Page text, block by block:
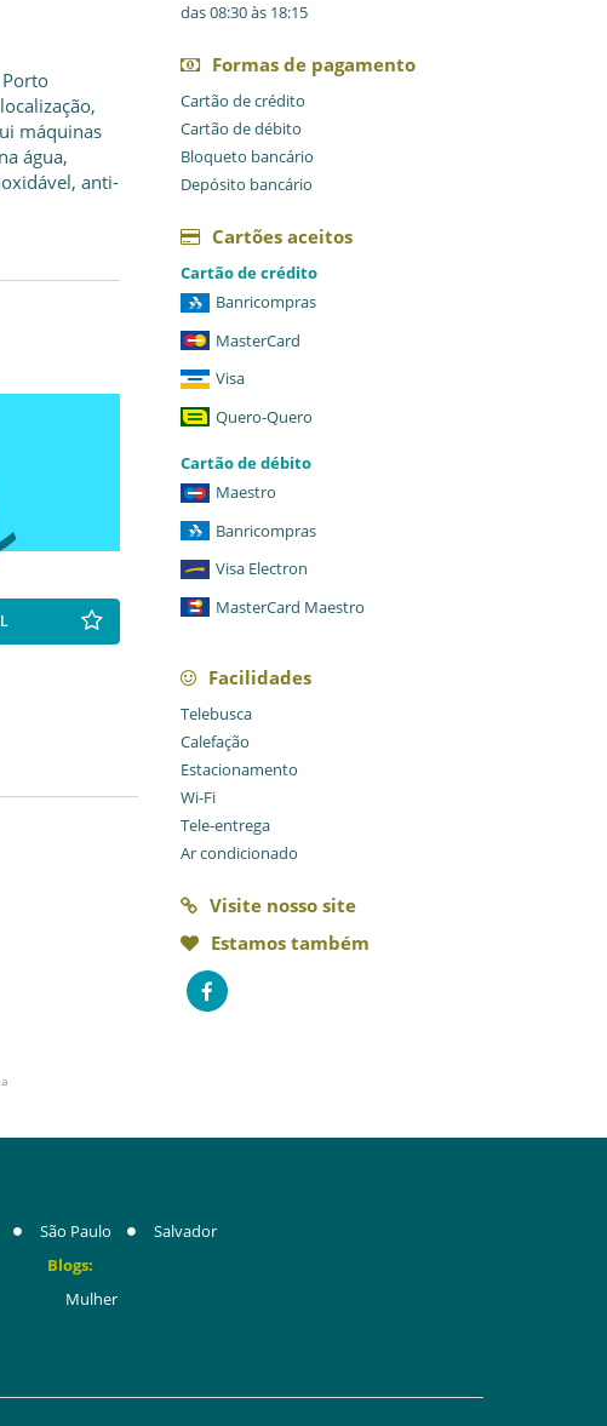
máquinas
água,
anti-
das 08:30 às 18:15
Formas de pagamento
Cartão de crédito
Cartão de débito
Bloqueto bancário
Depósito bancário
Cartões aceitos
Cartão de crédito
Banricompras
MasterCard
Visa
Quero-Quero
Cartão de débito
Maestro
Banricompras
Visa Electron
MasterCard Maestro
Facilidades
Telebusca
Calefação
Estacionamento
Wi-Fi
Tele-entrega
Ar condicionado
Visite nosso site
Estamos também
São Paulo
Salvador
Blogs:
Mulher